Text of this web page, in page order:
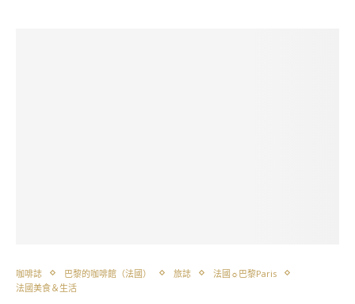
咖啡誌 巴黎的咖啡館（法國） 旅誌
法國☼巴黎Paris
法國美食＆生活